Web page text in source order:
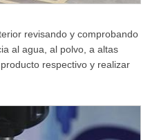
revisando y comprobando
al agua, al polvo, a altas
respectivo y realizar